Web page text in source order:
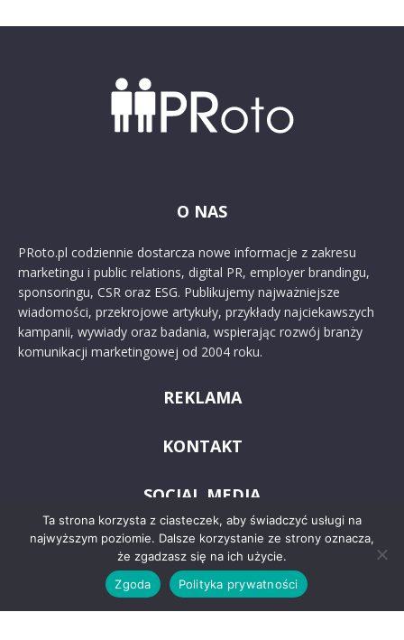
O NAS
PRoto.pl codziennie dostarcza nowe informacje z zakresu
marketingu i public relations, digital PR, employer brandingu,
sponsoringu, CSR oraz ESG. Publikujemy najważniejsze
wiadomości, przekrojowe artykuły, przykłady najciekawszych
kampanii, wywiady oraz badania, wspierając rozwój branży
komunikacji marketingowej od 2004 roku.
REKLAMA
KONTAKT
SOCIAL MEDIA
Ta strona korzysta z ciasteczek, aby świadczyć usługi na
najwyższym poziomie. Dalsze korzystanie ze strony oznacza,
że zgadzasz się na ich użycie.
Zgoda
Polityka prywatności